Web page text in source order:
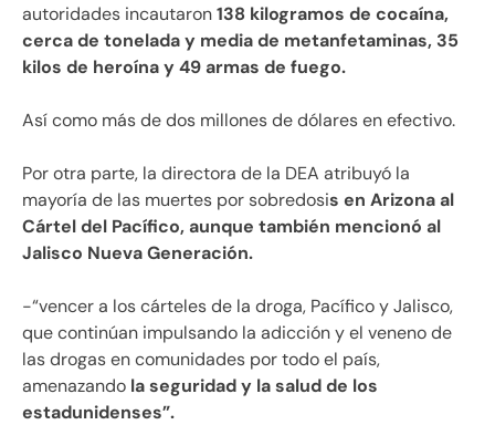
autoridades incautaron138 kilogramos de cocaína,
cerca de tonelada y media de metanfetaminas, 35
kilos de heroína y 49 armas de fuego.
Así como más de dos millones de dólares en efectivo.
Por otra parte, la directora de la DEA atribuyó la
mayoría de las muertes por sobredosis en Arizona al
Cártel del Pacífico, aunque también mencionó al
Jalisco Nueva Generación.
-“vencer a los cárteles de la droga, Pacífico y Jalisco,
que continúan impulsando la adicción y el veneno de
las drogas en comunidades por todo el país,
amenazando la seguridad y la salud de los
estadunidenses”.